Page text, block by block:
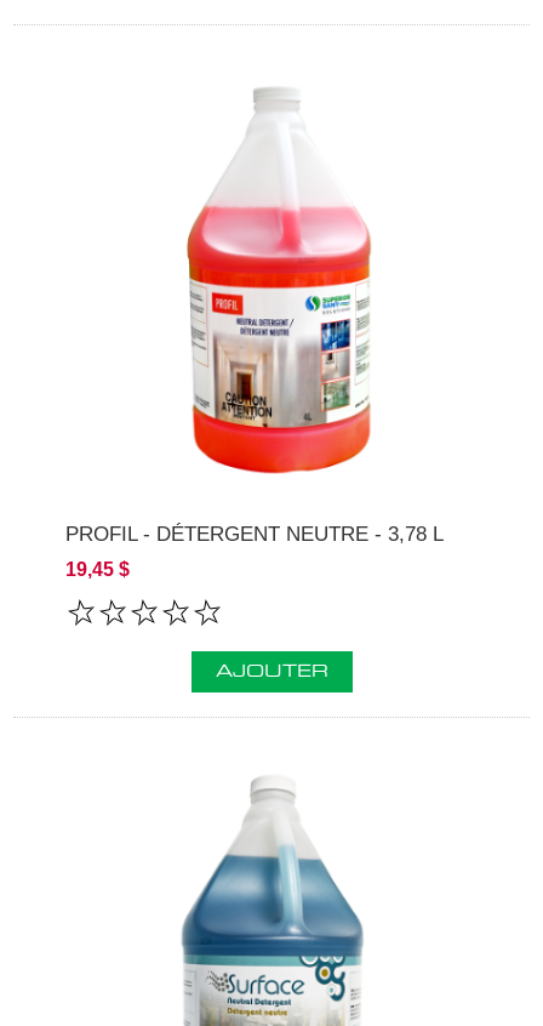
PROFIL - DÉTERGENT NEUTRE - 3,78 L
19,45 $
AJOUTER